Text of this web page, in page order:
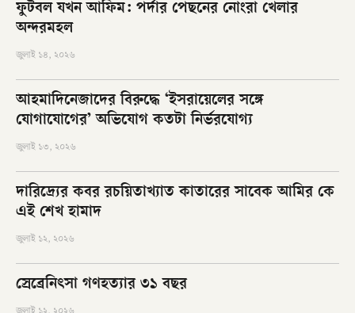
ফুটবল যখন আফিম: পর্দার পেছনের নোংরা খেলার
অন্দরমহল
জুলাই ১৪, ২০২৬
আহমাদিনেজাদের বিরুদ্ধে ‘ইসরায়েলের সঙ্গে
যোগাযোগের’ অভিযোগ কতটা নির্ভরযোগ্য
জুলাই ১৩, ২০২৬
দারিদ্র্যের কবর রচয়িতাখ্যাত কাতারের সাবেক আমির কে
এই শেখ হামাদ
জুলাই ১২, ২০২৬
স্রেব্রেনিৎসা গণহত্যার ৩১ বছর